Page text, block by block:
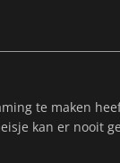
te maken
kan er nooit